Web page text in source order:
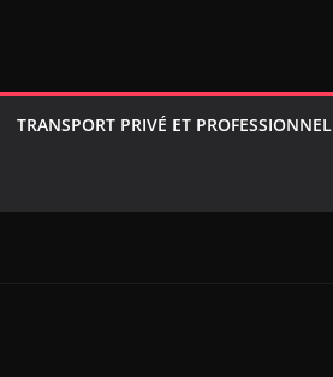
TRANSPORT PRIVÉ ET PROFESSIONNEL